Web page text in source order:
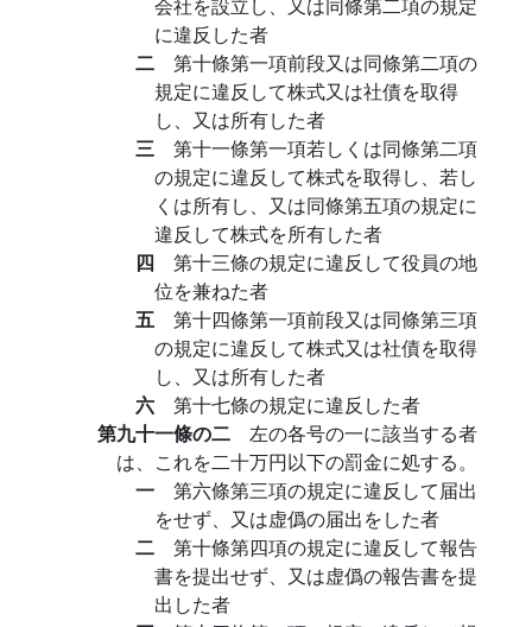
に違反した者
二 第十條第一項前段又は同條第二項の
規定に違反して株式又は社債を取得
し、又は所有した者
三 第十一條第一項若しくは同條第二項
の規定に違反して株式を取得し、若し
くは所有し、又は同條第五項の規定に
違反して株式を所有した者
四 第十三條の規定に違反して役員の地
位を兼ねた者
五 第十四條第一項前段又は同條第三項
の規定に違反して株式又は社債を取得
し、又は所有した者
六 第十七條の規定に違反した者
第九十一條の二 左の各号の一に該当する者
は、これを二十万円以下の罰金に処する。
一 第六條第三項の規定に違反して届出
をせず、又は虚僞の届出をした者
二 第十條第四項の規定に違反して報告
書を提出せず、又は虚僞の報告書を提
出した者